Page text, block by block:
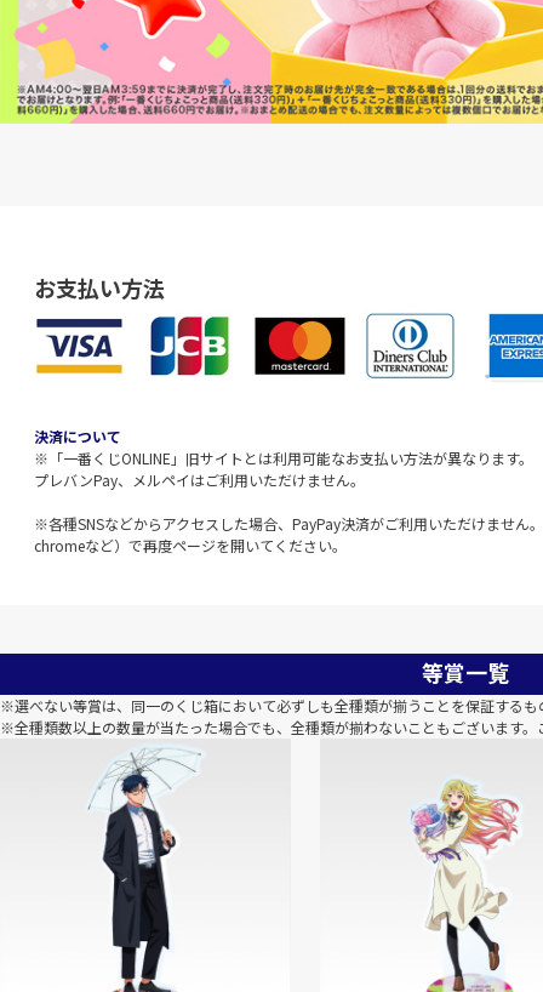
お支払い方法
決済について
※「一番くじONLINE」旧サイトとは利用可能なお支払い方法が異なります。
プレバンPay、メルペイはご利用いただけません。
※各種SNSなどからアクセスした場合、PayPay決済がご利用いただけません
chromeなど）で再度ページを開いてください。
等賞一覧
※選べない等賞は、同一のくじ箱において必ずしも全種類が揃うことを保証する
※全種類数以上の数量が当たった場合でも、全種類が揃わないこともございます